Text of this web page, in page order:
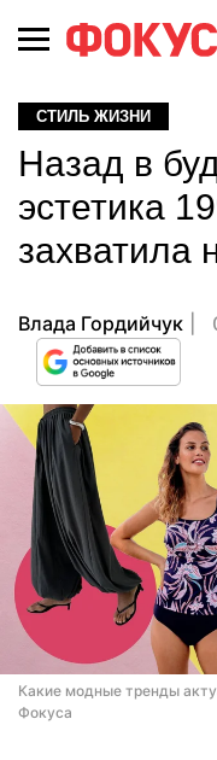
СТИЛЬ ЖИЗНИ
Назад в
эстетика
захватила
Влада Гордийчук
Какие модные тренды
Фокуса